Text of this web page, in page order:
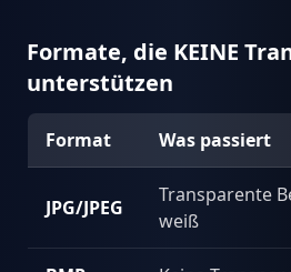
Formate, die KEINE
unterstützen
Format Was passiert
JPG/JPEG
Transparente
weiß